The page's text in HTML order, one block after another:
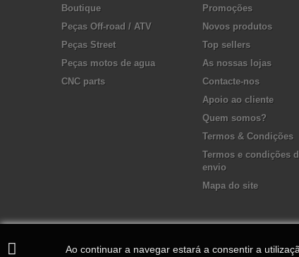
Boutique
Peças Off-road / ATV
Peças Street
Peças motos de agua
CNC parts
Promoções
Novos produtos
Top sellers
As nossas lojas
Contacte-nos
Apoio ao cliente
Quem somos?
Termos & Condições
Termos e condições
envio
Mapa do site
Ao continuar a navegar estará a consentir a